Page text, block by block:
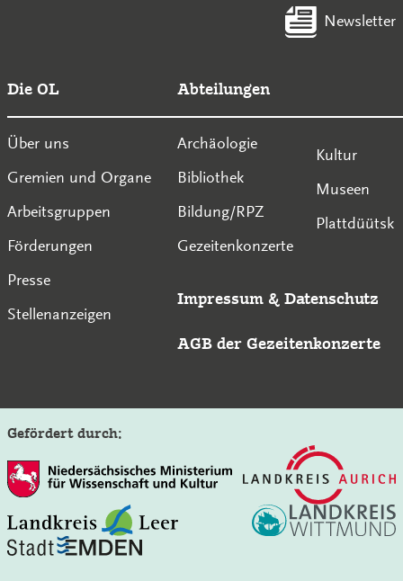
Newsletter
Die OL
Über uns
Gremien und Organe
Arbeitsgruppen
Förderungen
Presse
Stellenanzeigen
Abteilungen
Archäologie
Bibliothek
Bildung/RPZ
Gezeitenkonzerte
Kultur
Museen
Plattdüütsk
Impressum & Datenschutz
AGB der Gezeitenkonzerte
Gefördert durch:
Auf der Seite der Gezeitenkonzerte suchen: